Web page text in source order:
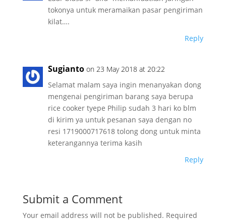
tokonya untuk meramaikan pasar pengiriman
kilat….
Reply
Sugianto on 23 May 2018 at 20:22
Selamat malam saya ingin menanyakan dong
mengenai pengiriman barang saya berupa
rice cooker tyepe Philip sudah 3 hari ko blm
di kirim ya untuk pesanan saya dengan no
resi 1719000717618 tolong dong untuk minta
keterangannya terima kasih
Reply
Submit a Comment
Your email address will not be published. Required